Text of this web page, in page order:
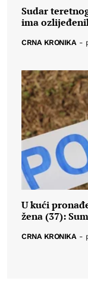
Sudar
ima
CRNA KRONIKA -
U kući
žena (37):
CRNA KRONIKA -